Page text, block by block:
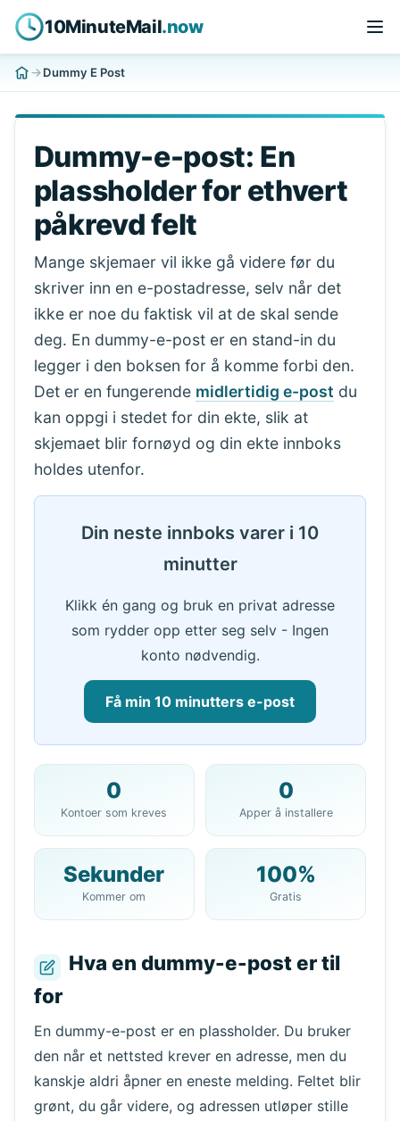
10MinuteMail.now
Dummy E Post
Dummy-e-post: En
plassholder for ethvert
påkrevd felt
Mange skjemaer vil ikke gå videre før du
skriver inn en e-postadresse, selv når det
ikke er noe du faktisk vil at de skal sende
deg. En dummy-e-post er en stand-in du
legger i den boksen for å komme forbi den.
Det er en fungerende midlertidig e-post du
kan oppgi i stedet for din ekte, slik at
skjemaet blir fornøyd og din ekte innboks
holdes utenfor.
Din neste innboks varer i 10
minutter
Klikk én gang og bruk en privat adresse
som rydder opp etter seg selv - Ingen
konto nødvendig.
Få min 10 minutters e-post
Din 10 minutters e-
postadresse:
Avsender Emne Handling
0
Kontoer som kreves
0
Apper å installere
Sekunder
Kommer om
100%
Gratis
Hva en dummy-e-post er til
for
En dummy-e-post er en plassholder. Du bruker
den når et nettsted krever en adresse, men du
kanskje aldri åpner en eneste melding. Feltet blir
grønt, du går videre, og adressen utløper stille